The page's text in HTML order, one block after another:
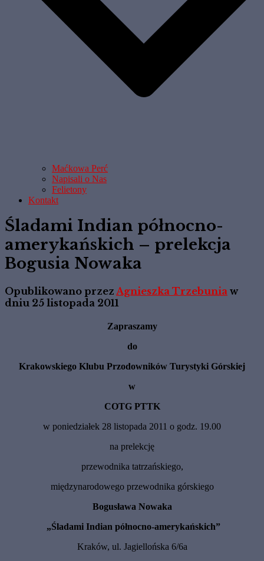
Maćkowa Perć
Napisali o Nas
Felietony
Kontakt
Śladami Indian północno-
amerykańskich – prelekcja
Bogusia Nowaka
Opublikowano przez Agnieszka Trzebunia w
dniu 25 listopada 2011
Zapraszamy
do
Krakowskiego Klubu Przodowników Turystyki Górskiej
w
COTG PTTK
w poniedziałek 28 listopada 2011 o godz. 19.00
na prelekcję
przewodnika tatrzańskiego,
międzynarodowego przewodnika górskiego
Bogusława Nowaka
„Śladami Indian północno-amerykańskich”
Kraków, ul. Jagiellońska 6/6a